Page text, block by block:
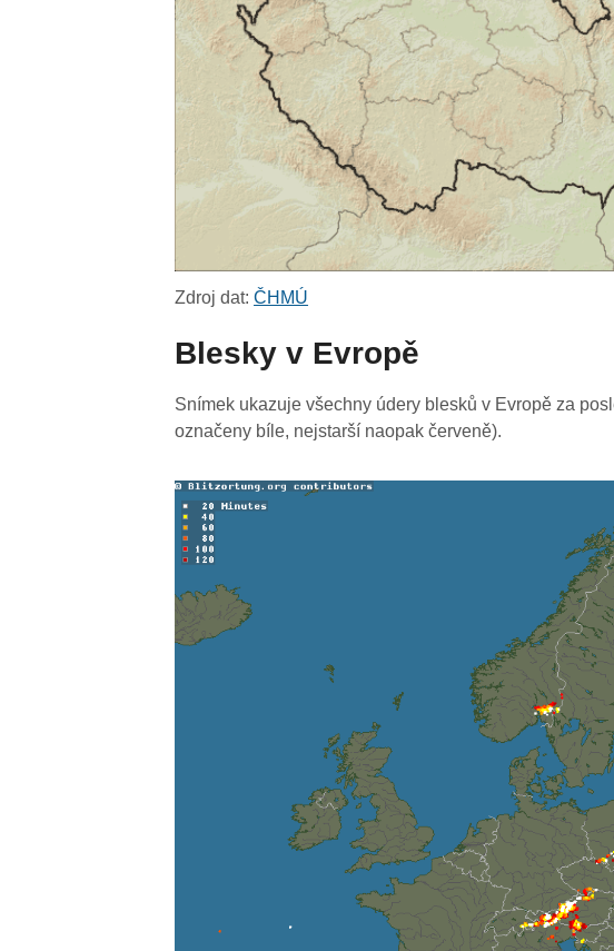
Zdroj dat:ČHMÚ
Blesky v Evropě
Snímek ukazuje všechny údery blesků v Evropě za
označeny bíle, nejstarší naopak červeně).